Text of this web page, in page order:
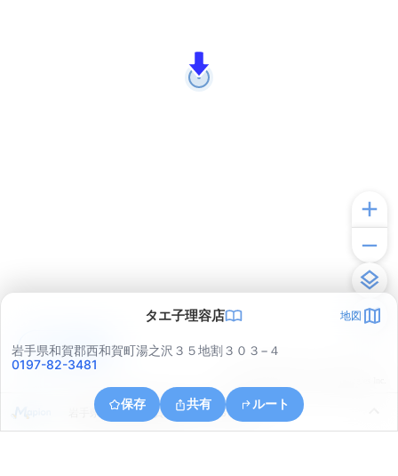
タエ子理容店 地図
岩手県和賀郡西和賀町湯之沢３５地割３０３−４
0197-82-3481
保存 共有 ルート
岩手県和賀郡西和賀町上野々３８地割
アプリで見る